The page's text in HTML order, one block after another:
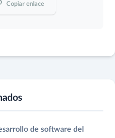
Copiar enlace
de software del